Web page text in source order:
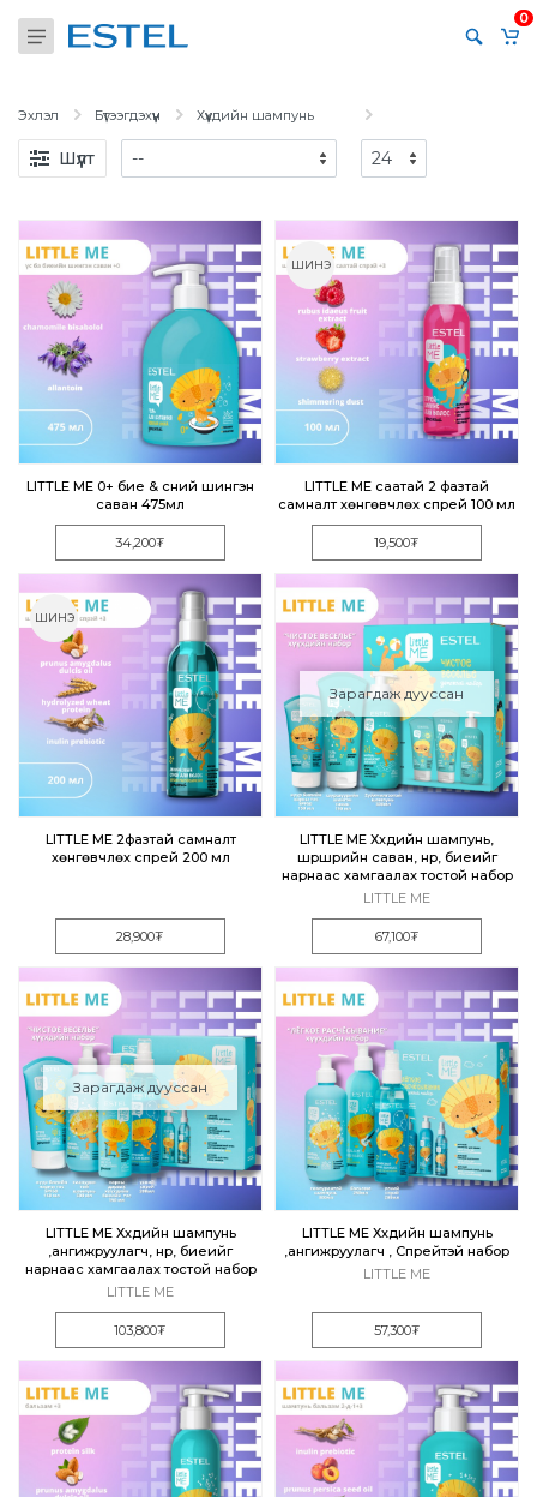
0
Эхлэл Бүтээгдэхүүн Хүүхдийн шампунь
Шүүлт
LITTLE ME 0+ бие & үсний шингэн
саван 475мл
34,200₮
ШИНЭ
LITTLE ME саатай 2 фазтай
самналт хөнгөвчлөх спрей 100 мл
19,500₮
ШИНЭ
LITTLE ME 2фазтай самналт
хөнгөвчлөх спрей 200 мл
28,900₮
Зарагдаж дууссан
LITTLE ME
LITTLE ME Хүүхдийн шампунь,
шүршүүрийн саван, нүүр, биеийг
нарнаас хамгаалах тостой набор
67,100₮
Зарагдаж дууссан
LITTLE ME
LITTLE ME Хүүхдийн шампунь
,ангижруулагч, нүүр, биеийг
нарнаас хамгаалах тостой набор
103,800₮
LITTLE ME
LITTLE ME Хүүхдийн шампунь
,ангижруулагч , Спрейтэй набор
57,300₮